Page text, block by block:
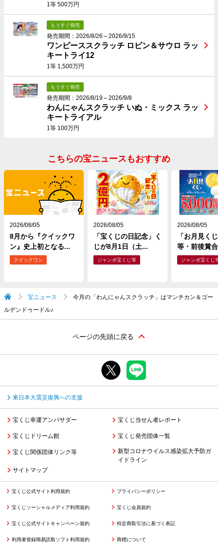
1等 500万円
もうすぐ発売
発売期間：2026/8/26～2026/9/15
ワンピーススクラッチ ロビン＆サウロ ラッ
キートライ12
1等 1,500万円
もうすぐ発売
発売期間：2026/8/19～2026/9/8
わんにゃんスクラッチ いぬ・ミックス ラッ
キートライアル
1等 100万円
こちらの宝ニュースもおすすめ
2026/08/05
8月から『クイックワ
ン』史上初となる...
クイックワン
2026/08/05
「宝くじの日記念」く
じが8月1日（土...
ジャンボ宝くじ等
2026/08/05
「お月見く
等・前後賞
ジャンボ宝くじ
宝ニュース
今月の「わんにゃんスクラッチ」はマンチカン＆ゴー
ルデンドゥードル♪
ページの先頭に戻る
東日本大震災復興への支援
宝くじ幸運アンバサダー 宝くじ当せん者レポート
宝くじドリーム館 宝くじ発売団体一覧
宝くじ関係団体リンク等
新型コロナウイルス感染拡大予防ガ
イドライン
サイトマップ
宝くじ公式サイト利用規約 プライバシーポリシー
宝くじソーシャルメディア利用規約 宝くじ会員規約
宝くじ公式サイトキャンペーン規約 特定商取引法に基づく表記
利用者登録簡易読取ソフト利用規約 商標について